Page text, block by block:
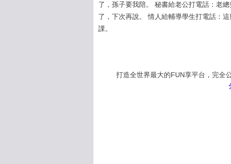
了，孫子要我陪。 秘書給老公打電話：老
了，下次再說。 情人給輔導學生打電話：
課。
打造全世界最大的FUN享平台，完全